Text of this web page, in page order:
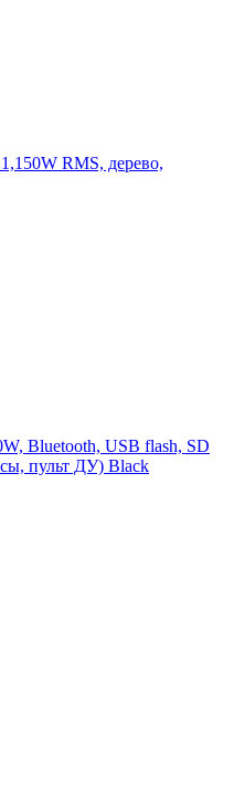
RMS, дерево,
Bluetooth, USB flash, SD
пульт ДУ) Black